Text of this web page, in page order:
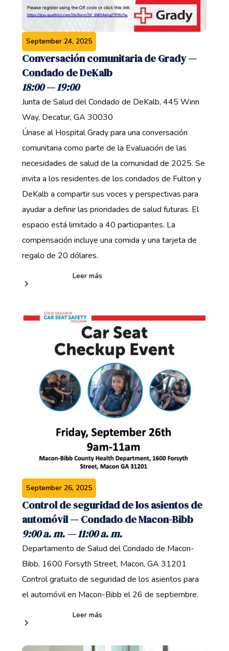
September 24, 2025
Conversación comunitaria de Grady —
Condado de DeKalb ‍
18:00 — 19:00 ‍
Junta de Salud del Condado de DeKalb, 445 Winn
Way, Decatur, GA 30030 ‍
Únase al Hospital Grady para una conversación
comunitaria como parte de la Evaluación de las
necesidades de salud de la comunidad de 2025. Se
invita a los residentes de los condados de Fulton y
DeKalb a compartir sus voces y perspectivas para
ayudar a definir las prioridades de salud futuras. El
espacio está limitado a 40 participantes. La
compensación incluye una comida y una tarjeta de
regalo de 20 dólares.
Leer más
September 26, 2025
Control de seguridad de los asientos de
automóvil — Condado de Macon-Bibb
9:00 a. m. — 11:00 a. m.
Departamento de Salud del Condado de Macon-
Bibb, 1600 Forsyth Street, Macon, GA 31201 ‍
Control gratuito de seguridad de los asientos para
el automóvil en Macon-Bibb el 26 de septiembre.
Leer más